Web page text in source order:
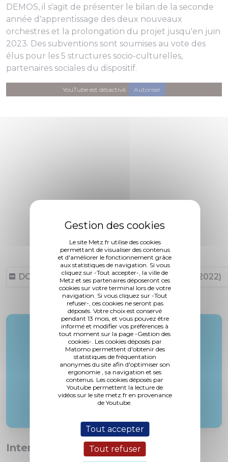
Le site Metz.fr utilise des cookies
permettant de visualiser des contenus
et d'améliorer le fonctionnement grâce
aux statistiques de navigation. Si vous
cliquez sur -Tout accepter-, la ville de
Metz et ses partenaires déposeront ces
cookies sur votre terminal lors de votre
navigation. Si vous cliquez sur -Tout
refuser-, ces cookies ne seront pas
déposés. Votre choix est conservé
pendant 13 mois, et vous pouvez être
informé et modifier vos préférences à
tout moment sur la page -Gestion des
cookies-. Les cookies déposés par
Matomo permettent d'obtenir des
statistiques de fréquentation
anonymes du site afin d'optimiser son
ergonomie , sa navigation et ses
contenus. Les cookies déposés par
Youtube permettent la lecture de
vidéos sur le site metz.fr en provenance
de Youtube.
Tout accepter
Tout refuser
DEMOS, il s'agit de présenter le bilan de la seconde
année d'apprentissage des deux nouveaux
orchestres et la prolongation du projet jusqu'en juin
2023. Des subventions sont soumises au vote des
élus pour les 5 structures socio-culturelles,
partenaires sociales du dispositif.
YouTube est désactivé. Autoriser
DCM N°22-01-27-7 (77,73 ko, publié le 27/01/2022)
Rapporteur :
M. Bohr
Interventions :